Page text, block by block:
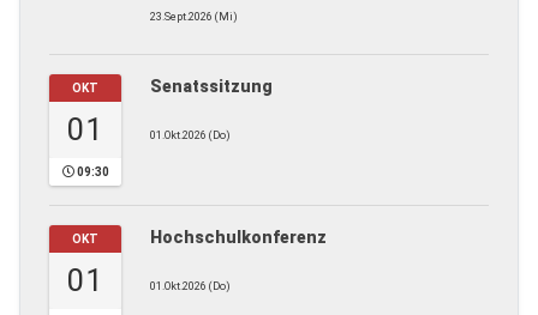
23.Sept.2026 (Mi)
OKT
01
09:30
Senatssitzung
01.Okt.2026 (Do)
OKT
01
Hochschulkonferenz
01.Okt.2026 (Do)